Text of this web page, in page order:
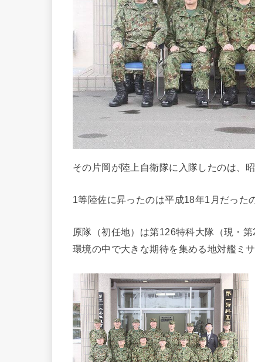
その片岡が陸上自衛隊に入隊したのは、昭
1等陸佐に昇ったのは平成18年1月だった
原隊（初任地）は第126特科大隊（現・
環境の中で大きな期待を集める地対艦ミ